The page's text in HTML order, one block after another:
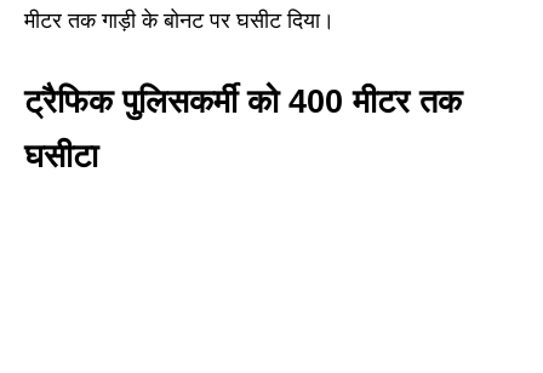
मीटर तक गाड़ी के बोनट पर घसीट दिया।
ट्रैफिक पुलिसकर्मी को 400 मीटर तक
घसीटा